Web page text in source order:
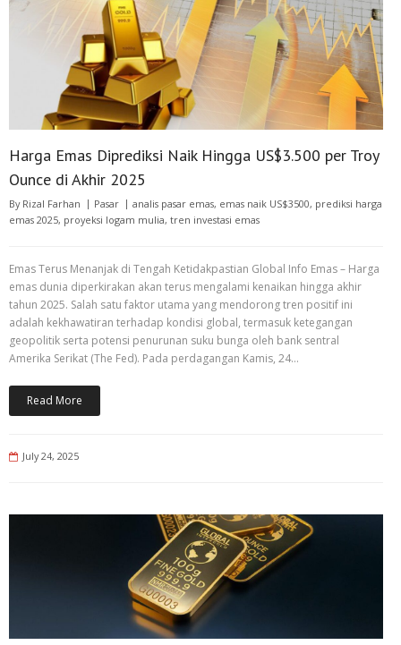
Harga Emas Diprediksi Naik Hingga US$3.500 per Troy
Ounce di Akhir 2025
By Rizal Farhan Pasar analis pasar emas, emas naik US$3500, prediksi harga
emas 2025, proyeksi logam mulia, tren investasi emas
Emas Terus Menanjak di Tengah Ketidakpastian Global Info Emas – Harga
emas dunia diperkirakan akan terus mengalami kenaikan hingga akhir
tahun 2025. Salah satu faktor utama yang mendorong tren positif ini
adalah kekhawatiran terhadap kondisi global, termasuk ketegangan
geopolitik serta potensi penurunan suku bunga oleh bank sentral
Amerika Serikat (The Fed). Pada perdagangan Kamis, 24…
Read More
July 24, 2025